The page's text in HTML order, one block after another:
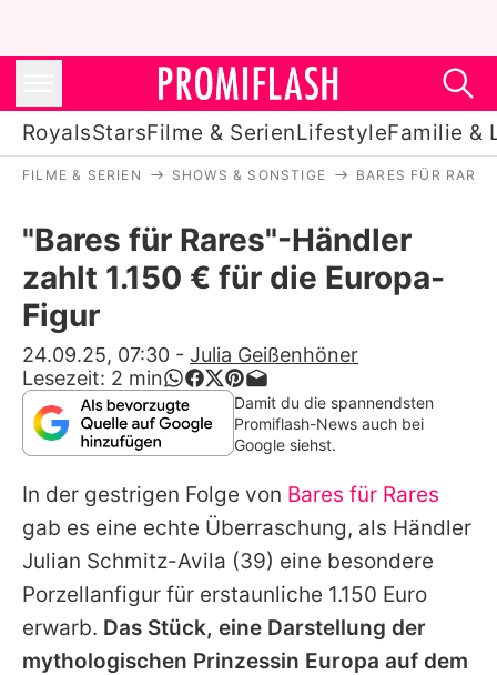
RoyalsStarsFilme & SerienLifestyleFamilie &
Stars
Filme & Serien
Lifestyle
Familie & Liebe
Promiflash Exklusiv
Alle Themen auf Promiflash
Jobs
App runterladen
Team
FILME & SERIEN SHOWS & SONSTIGE BARES FÜR RARES
"Bares für Rares"-Händler
zahlt 1.150 € für die Europa-
Figur
24.09.25, 07:30 - Julia Geißenhöner
Lesezeit: 2 min
Damit du die spannendsten
Promiflash-News auch bei
Google siehst.
In der gestrigen Folge von Bares für Rares
gab es eine echte Überraschung, als Händler
Julian Schmitz-Avila (39) eine besondere
Porzellanfigur für erstaunliche 1.150 Euro
erwarb. Das Stück, eine Darstellung der
mythologischen Prinzessin Europa auf dem